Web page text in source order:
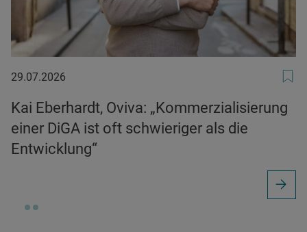
29.07.2026
29.07.2026
Kai Eberhardt, Oviva: „Kommerzialisierung
einer DiGA ist oft schwieriger als die
Entwicklung“